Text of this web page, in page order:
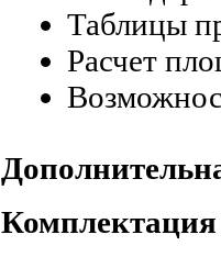
Таблицы
Расчет
Комплектация